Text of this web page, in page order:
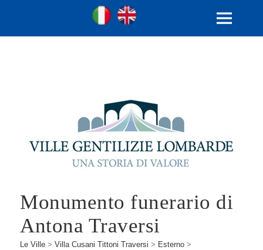
Ville Gentilizie Lombarde
Ita
MENU
Monumento funerario di
Antona Traversi
Le Ville >Villa Cusani Tittoni Traversi > Esterno >